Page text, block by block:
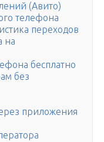
(Авито)
телефона
переходов
на
бесплатно
без
приложения